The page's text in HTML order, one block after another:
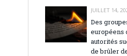
JUILLET 14,
Des
européens
autorités
de brûler